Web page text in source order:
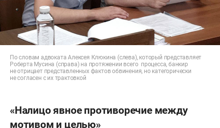
По словам адвоката Алексея Клюкина (слева), который представляет
Роберта Мусина (справа) на протяжении всего процесса, банкир
не отрицает представленных фактов обвинения, но категорически
не согласен с их трактовкой
«Налицо явное противоречие между
мотивом и целью»